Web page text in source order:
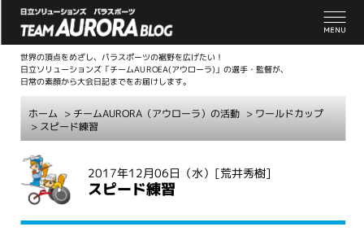
世界の頂点をめざし、パラスポーツの裾野を広げたい！
日立ソリューションズ「チームAUROEA(アウローラ)」の選手・監督が、
日常の素顔から大会日記までをお届けします。
ホーム > チームAURORA（アウローラ）の活動 > ワールドカップ
> スピード練習
2017年12月06日（水） [荒井秀樹]
スピード練習